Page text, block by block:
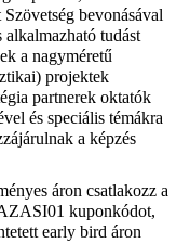
bevonásával
tudást
a nagyméretű
projektek
partnerek oktatók
és speciális témákra
a képzés
áron csatlakozz a
kuponkódot,
early bird áron